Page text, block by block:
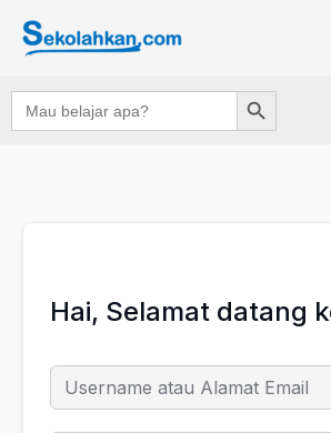
Search
for:
Search Button
Hai, Selamat datang